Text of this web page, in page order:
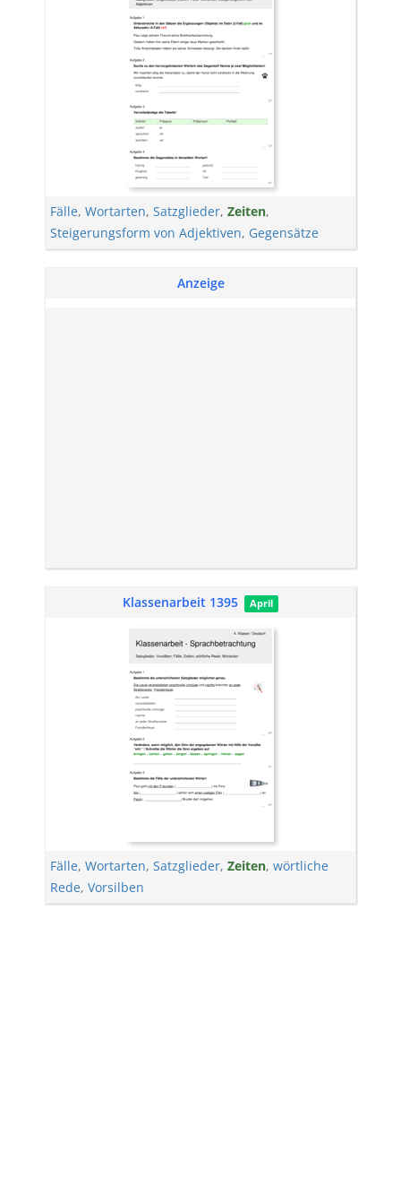
Fälle, Wortarten, Satzglieder, Zeiten,
Steigerungsform von Adjektiven, Gegensätze
Anzeige
Klassenarbeit 1395 April
Fälle, Wortarten, Satzglieder, Zeiten, wörtliche
Rede, Vorsilben